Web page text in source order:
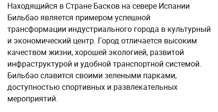
Находящийся в Стране Басков на севере Испании
Бильбао является примером успешной
трансформации индустриального города в культурный
и экономический центр. Город отличается высоким
качеством жизни, хорошей экологией, развитой
инфраструктурой и удобной транспортной системой.
Бильбао славится своими зелеными парками,
доступностью спортивных и развлекательных
мероприятий.